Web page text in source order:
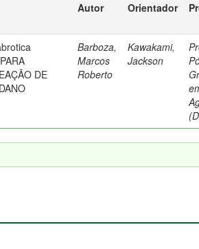
Autor Orientador
DE
Barboza,
Marcos
Roberto
Kawakami,
Jackson